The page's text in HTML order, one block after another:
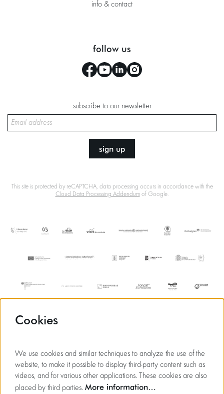
info & contact
follow us
subscribe to our newsletter
sign up
This site is protected by reCAPTCHA, data processing occurs in accordance with the
Cloud Data Processing Addendumof Google.
Cookies
We use cookies and similar techniques to analyze the use of the
website, to make it possible to display third-party content such as
videos, and for various other applications. These cookies are also
placed by third parties. More information…